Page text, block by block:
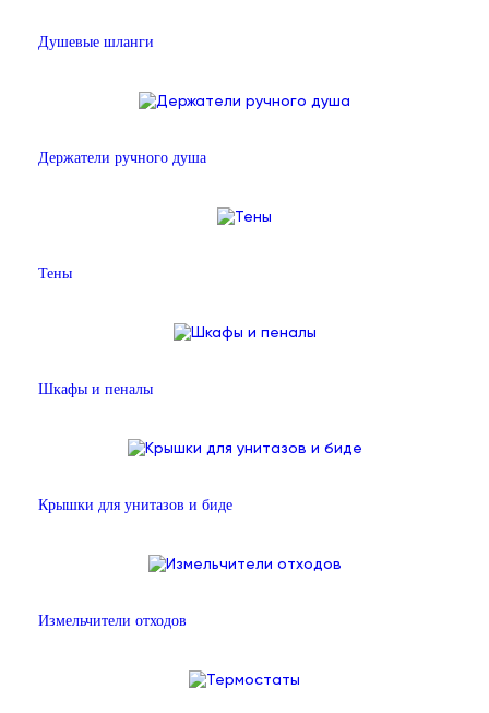
Душевые шланги
Держатели ручного душа
Тены
Шкафы и пеналы
Крышки для унитазов и биде
Измельчители отходов